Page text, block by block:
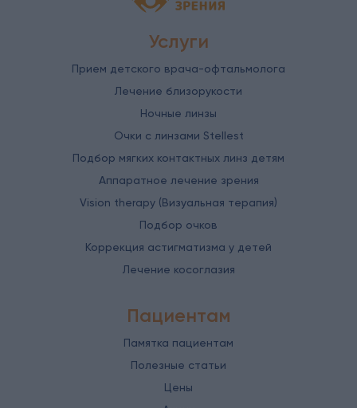
Услуги
Прием детского врача-офтальмолога
Лечение близорукости
Ночные линзы
Очки с линзами Stellest
Подбор мягких контактных линз детям
Аппаратное лечение зрения
Vision therapy (Визуальная терапия)
Подбор очков
Коррекция астигматизма у детей
Лечение косоглазия
Пациентам
Памятка пациентам
Полезные статьи
Цены